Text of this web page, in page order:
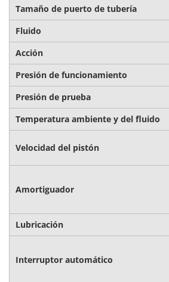
Tamaño de puerto de tubería
Fluido
Acción
Presión de funcionamiento
Presión de prueba
Temperatura ambiente y del fluido
Velocidad del pistón
Amortiguador
Lubricación
Interruptor automático